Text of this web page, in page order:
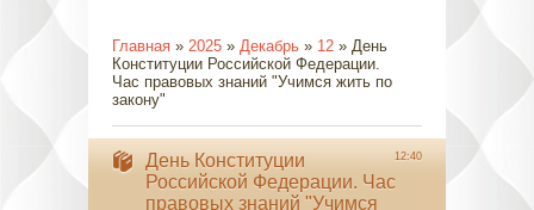
Главная » 2025 » Декабрь » 12 » День
Конституции Российской Федерации.
Час правовых знаний "Учимся жить по
закону"
12:40
День Конституции
Российской Федерации. Час
правовых знаний "Учимся